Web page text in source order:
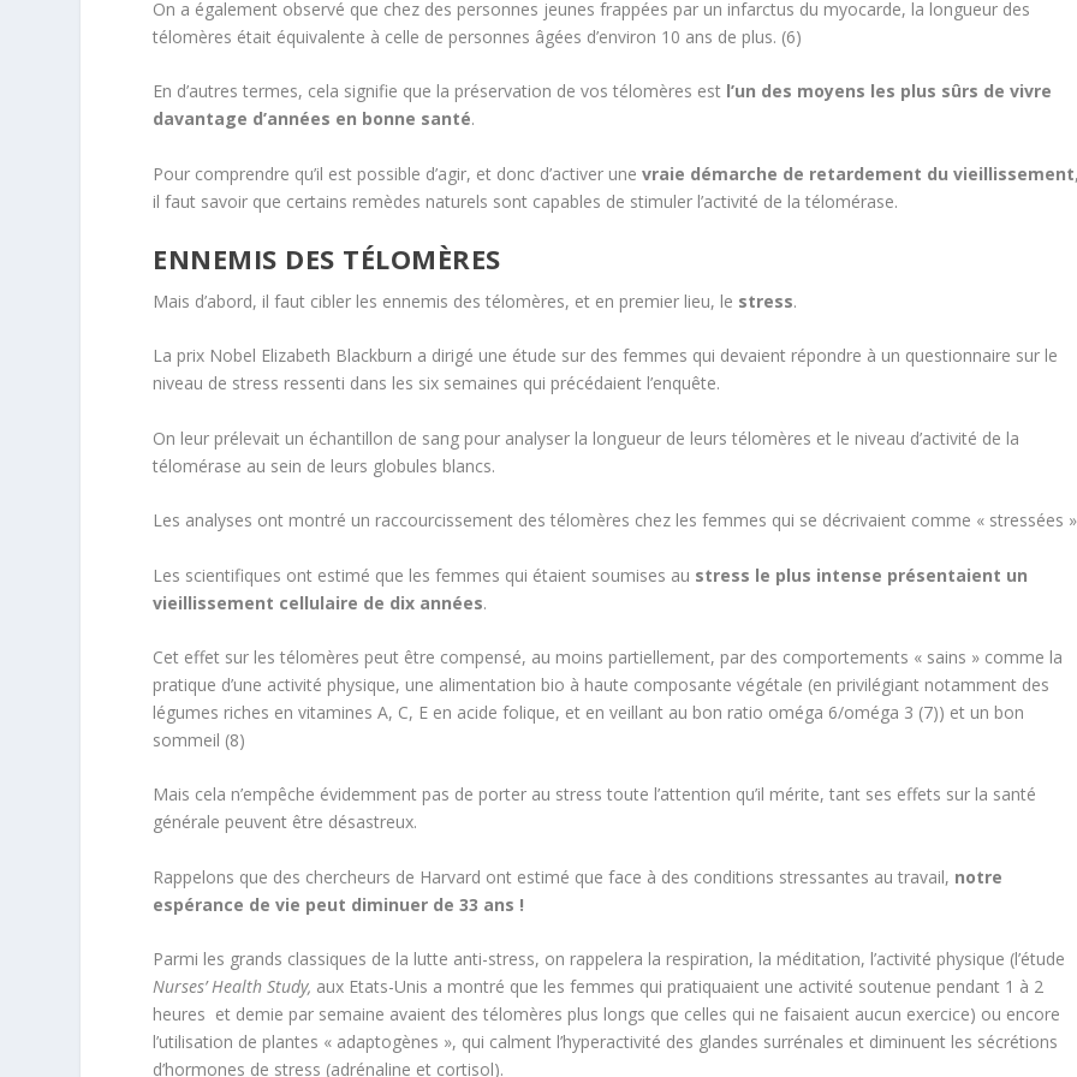
On a également observé que chez des personnes jeunes frappées par un infarctus du myocarde, la longueur des
télomères était équivalente à celle de personnes âgées d’environ 10 ans de plus. (6)
En d’autres termes, cela signifie que la préservation de vos télomères est l’un des moyens les plus sûrs de vivre
davantage d’années en bonne santé.
Pour comprendre qu’il est possible d’agir, et donc d’activer unevraie démarche de retardement du vieillissement
il faut savoir que certains remèdes naturels sont capables de stimuler l’activité de la télomérase.
ENNEMIS DES TÉLOMÈRES
Mais d’abord, il faut cibler les ennemis des télomères, et en premier lieu, le stress.
La prix Nobel Elizabeth Blackburn a dirigé une étude sur des femmes qui devaient répondre à un questionnaire sur le
niveau de stress ressenti dans les six semaines qui précédaient l’enquête.
On leur prélevait un échantillon de sang pour analyser la longueur de leurs télomères et le niveau d’activité de la
télomérase au sein de leurs globules blancs.
Les analyses ont montré un raccourcissement des télomères chez les femmes qui se décrivaient comme « stressées
Les scientifiques ont estimé que les femmes qui étaient soumises au stress le plus intense présentaient un
vieillissement cellulaire de dix années.
Cet effet sur les télomères peut être compensé, au moins partiellement, par des comportements « sains » comme la
pratique d’une activité physique, une alimentation bio à haute composante végétale (en privilégiant notamment des
légumes riches en vitamines A, C, E en acide folique, et en veillant au bon ratio oméga 6/oméga 3 (7)) et un bon
sommeil (8)
Mais cela n’empêche évidemment pas de porter au stress toute l’attention qu’il mérite, tant ses effets sur la santé
générale peuvent être désastreux.
Rappelons que des chercheurs de Harvard ont estimé que face à des conditions stressantes au travail, notre
espérance de vie peut diminuer de 33 ans !
Parmi les grands classiques de la lutte anti-stress, on rappelera la respiration, la méditation, l’activité physique (l’étude
Nurses’ Health Study, aux Etats-Unis a montré que les femmes qui pratiquaient une activité soutenue pendant 1 à 2
heures et demie par semaine avaient des télomères plus longs que celles qui ne faisaient aucun exercice) ou encore
l’utilisation de plantes « adaptogènes », qui calment l’hyperactivité des glandes surrénales et diminuent les sécrétions
d’hormones de stress (adrénaline et cortisol).